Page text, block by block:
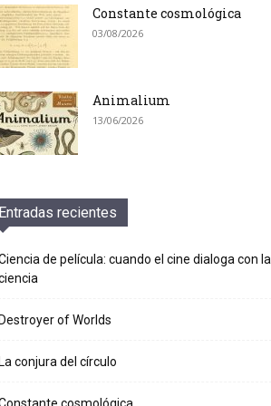
Constante cosmológica
03/08/2026
Animalium
13/06/2026
recientes
de película: cuando el cine dialoga con la
of Worlds
conjura del círculo